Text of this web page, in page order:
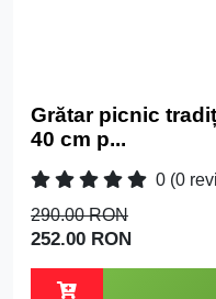
Grătar picnic
40 cm p...
0 (0
290.00 RON
252.00 RON